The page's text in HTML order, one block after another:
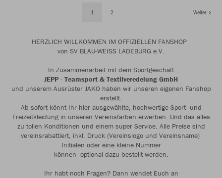
1 2 Weiter
HERZLICH WILLKOMMEN IM OFFIZIELLEN FANSHOP
von SV BLAU-WEISS LADEBURG e.V.
In Zusammenarbeit mit dem Sportgeschäft
JEPP - Teamsport & Textilveredelung GmbH
und unserem Ausrüster JAKO haben wir unseren eigenen Fanshop
erstellt.
Ab sofort könnt Ihr hier ausgewählte, hochwertige Sport- und
Freizeitkleidung in unseren Vereinsfarben erwerben. Und das alles
zu tollen Konditionen und einem super Service. Alle Preise sind
vereinsrabattiert, inkl. Druck (Vereinslogo und Vereinsname)
Initialen oder eine kleine Nummer
können optional dazu bestellt werden.
Ihr habt noch Fragen? Dann wendet Euch an